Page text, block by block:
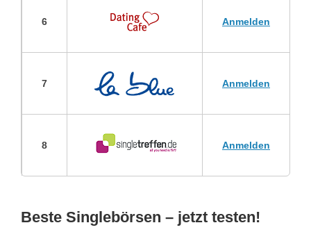
6 Anmelden
7 Anmelden
8 Anmelden
Beste Singlebörsen – jetzt testen!